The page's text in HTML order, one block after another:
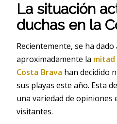
La situación
duchas en la
Recientemente, se ha dado
aproximadamente la mitad
Costa Brava han decidido
sus playas este año. Esta
una variedad de opiniones
visitantes.